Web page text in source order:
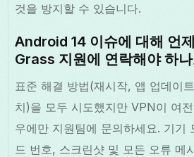
것을 방지할 수 있습니다.
Android 14 이슈에 대해 언
Grass 지원에 연락해야 하
표준 해결 방법(재시작, 앱 업데이
치)을 모두 시도했지만 VPN이 여
우에만 지원팀에 문의하세요. 기기
드 번호, 스크린샷 및 모든 오류 메